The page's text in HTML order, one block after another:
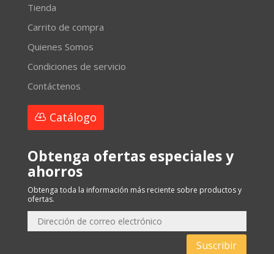
Tienda
Carrito de compra
Quienes Somos
Condiciones de servicio
Contáctenos
Catálogo
Obtenga ofertas especiales y
ahorros
Obtenga toda la información más reciente sobre productos y
ofertas.
Suscribir